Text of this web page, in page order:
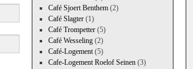
Café Sjoert Benthem(2)
Café Slagter(1)
Café Trompetter(5)
Café Wesseling(2)
Café-Logement(5)
Cafe-Logement Roelof Seinen(3)